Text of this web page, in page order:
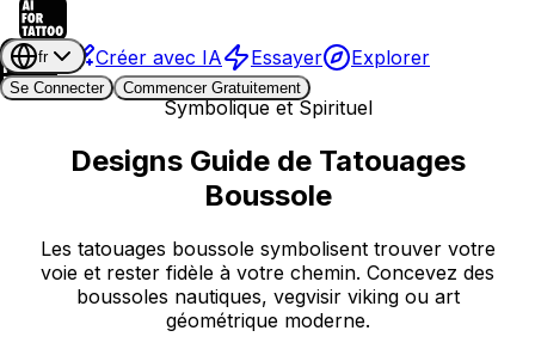
Créer avec IA Essayer Explorer
fr
Se Connecter
Commencer Gratuitement
Symbolique et Spirituel
Designs Guide de Tatouages
Boussole
Les tatouages boussole symbolisent trouver votre
voie et rester fidèle à votre chemin. Concevez des
boussoles nautiques, vegvisir viking ou art
géométrique moderne.